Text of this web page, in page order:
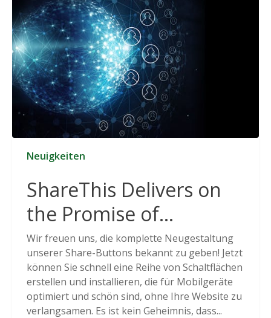
Neuigkeiten
ShareThis Delivers on
the Promise of
Cookieless Data
Solutions
Wir freuen uns, die komplette Neugestaltung
unserer Share-Buttons bekannt zu geben! Jetzt
können Sie schnell eine Reihe von Schaltflächen
erstellen und installieren, die für Mobilgeräte
optimiert und schön sind, ohne Ihre Website zu
verlangsamen. Es ist kein Geheimnis, dass...